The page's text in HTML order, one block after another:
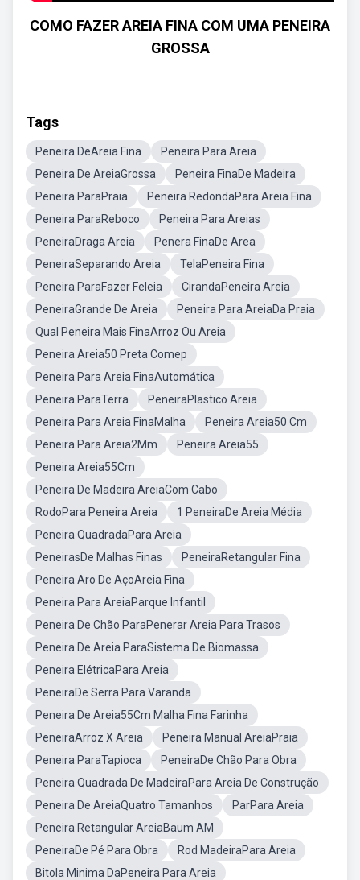
COMO FAZER AREIA FINA COM UMA PENEIRA
GROSSA
Tags
Peneira DeAreia Fina
Peneira Para Areia
Peneira De AreiaGrossa
Peneira FinaDe Madeira
Peneira ParaPraia
Peneira RedondaPara Areia Fina
Peneira ParaReboco
Peneira Para Areias
PeneiraDraga Areia
Penera FinaDe Area
PeneiraSeparando Areia
TelaPeneira Fina
Peneira ParaFazer Feleia
CirandaPeneira Areia
PeneiraGrande De Areia
Peneira Para AreiaDa Praia
Qual Peneira Mais FinaArroz Ou Areia
Peneira Areia50 Preta Comep
Peneira Para Areia FinaAutomática
Peneira ParaTerra
PeneiraPlastico Areia
Peneira Para Areia FinaMalha
Peneira Areia50 Cm
Peneira Para Areia2Mm
Peneira Areia55
Peneira Areia55Cm
Peneira De Madeira AreiaCom Cabo
RodoPara Peneira Areia
1 PeneiraDe Areia Média
Peneira QuadradaPara Areia
PeneirasDe Malhas Finas
PeneiraRetangular Fina
Peneira Aro De AçoAreia Fina
Peneira Para AreiaParque Infantil
Peneira De Chão ParaPenerar Areia Para Trasos
Peneira De Areia ParaSistema De Biomassa
Peneira ElétricaPara Areia
PeneiraDe Serra Para Varanda
Peneira De Areia55Cm Malha Fina Farinha
PeneiraArroz X Areia
Peneira Manual AreiaPraia
Peneira ParaTapioca
PeneiraDe Chão Para Obra
Peneira Quadrada De MadeiraPara Areia De Construção
Peneira De AreiaQuatro Tamanhos
ParPara Areia
Peneira Retangular AreiaBaum AM
PeneiraDe Pé Para Obra
Rod MadeiraPara Areia
Bitola Minima DaPeneira Para Areia